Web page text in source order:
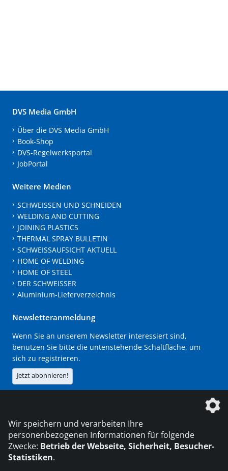
DVS Media GmbH
Über die DVS Media GmbH
Book-Shop
DVS-Regelwerksportal
JobPortal
Weitere Medien
SCHWEISSEN UND SCHNEIDEN
WELDING AND CUTTING
JOINING PLASTICS
THERMAL SPRAY BULLETIN
SCHWEISSAUFSICHT AKTUELL
HOME OF WELDING
HOME OF STEEL
DER SCHWEISSER
Aluminium-Lieferverzeichnis
Newsletteranmeldung
Wenn Sie an unserem Newsletter interessiert sind,
benutzen Sie bitte die untenstehende Schaltfläche, um
sich zu registrieren.
Jetzt abonnieren!
Wir speichern und verarbeiten Ihre
personenbezogenen Informationen für folgende
Zwecke: Betrieb der Webseite, Sicherheit, Besucher-
Statistiken.